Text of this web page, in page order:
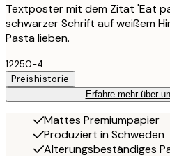
Textposter mit dem Zitat 'Eat
schwarzer Schrift auf weißem
Pasta lieben.
12250-4
Preishistorie
Erfahre mehr über
Mattes Premiumpapier
Produziert in Schweden
Alterungsbeständiges